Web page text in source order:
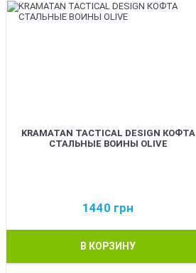
KRAMATAN TACTICAL DESIGN КОФТА
СТАЛЬНЫЕ ВОИНЫ OLIVE
1440 грн
В КОРЗИНУ